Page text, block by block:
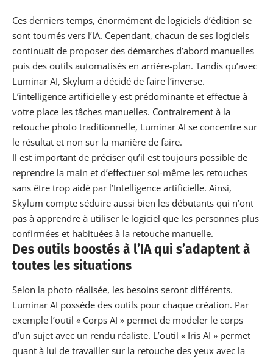
Ces derniers temps, énormément de logiciels d’édition se
sont tournés vers l’IA. Cependant, chacun de ses logiciels
continuait de proposer des démarches d’abord manuelles
puis des outils automatisés en arrière-plan. Tandis qu’avec
Luminar AI, Skylum a décidé de faire l’inverse.
L’intelligence artificielle y est prédominante et effectue à
votre place les tâches manuelles. Contrairement à la
retouche photo traditionnelle, Luminar AI se concentre sur
le résultat et non sur la manière de faire.
Il est important de préciser qu’il est toujours possible de
reprendre la main et d’effectuer soi-même les retouches
sans être trop aidé par l’Intelligence artificielle. Ainsi,
Skylum compte séduire aussi bien les débutants qui n’ont
pas à apprendre à utiliser le logiciel que les personnes plus
confirmées et habituées à la retouche manuelle.
Des outils boostés à l’IA qui s’adaptent à
toutes les situations
Selon la photo réalisée, les besoins seront différents.
Luminar AI possède des outils pour chaque création. Par
exemple l’outil « Corps AI » permet de modeler le corps
d’un sujet avec un rendu réaliste. L’outil « Iris AI » permet
quant à lui de travailler sur la retouche des yeux avec la